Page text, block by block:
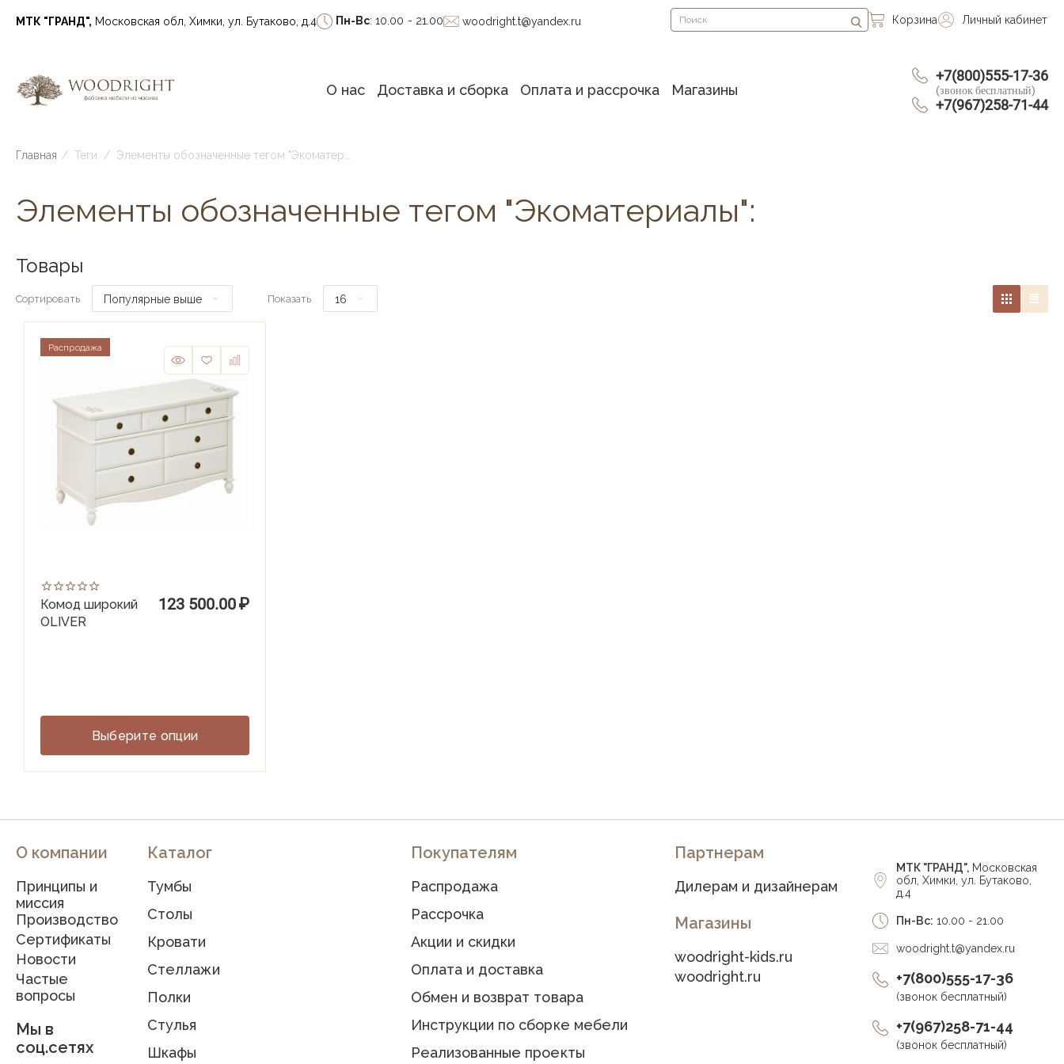
МТК "ГРАНД", Московская обл, Химки, ул. Бутаково, д.4 Пн-Вс: 10.00 - 21.00 woodright.t@yandex.ru Личный кабинет
Корзина
О нас Доставка и сборка Оплата и рассрочка Магазины
+7(800)555-17-36
(звонок бесплатный)
+7(967)258-71-44
Главная / Теги /
Элементы обозначенные тегом "Экоматериалы":
Товары
Сортировать Популярные выше Показать 16
Распродажа
Комод широкий
OLIVER
123 500.00₽
Выберите опции
О компании
Принципы и
миссия
Производство
Сертификаты
Новости
Частые
вопросы
Мы в
соц.сетях
Каталог
Тумбы
Столы
Кровати
Стеллажи
Полки
Стулья
Шкафы
Покупателям
Распродажа
Рассрочка
Акции и скидки
Оплата и доставка
Обмен и возврат товара
Инструкции по сборке мебели
Реализованные проекты
Партнерам
Дилерам и дизайнерам
Магазины
woodright-kids.ru
woodright.ru
МТК "ГРАНД", Московская
обл, Химки, ул. Бутаково,
д.4
Пн-Вс: 10.00 - 21.00
woodright.t@yandex.ru
+7(800)555-17-36
(звонок бесплатный)
+7(967)258-71-44
(звонок бесплатный)